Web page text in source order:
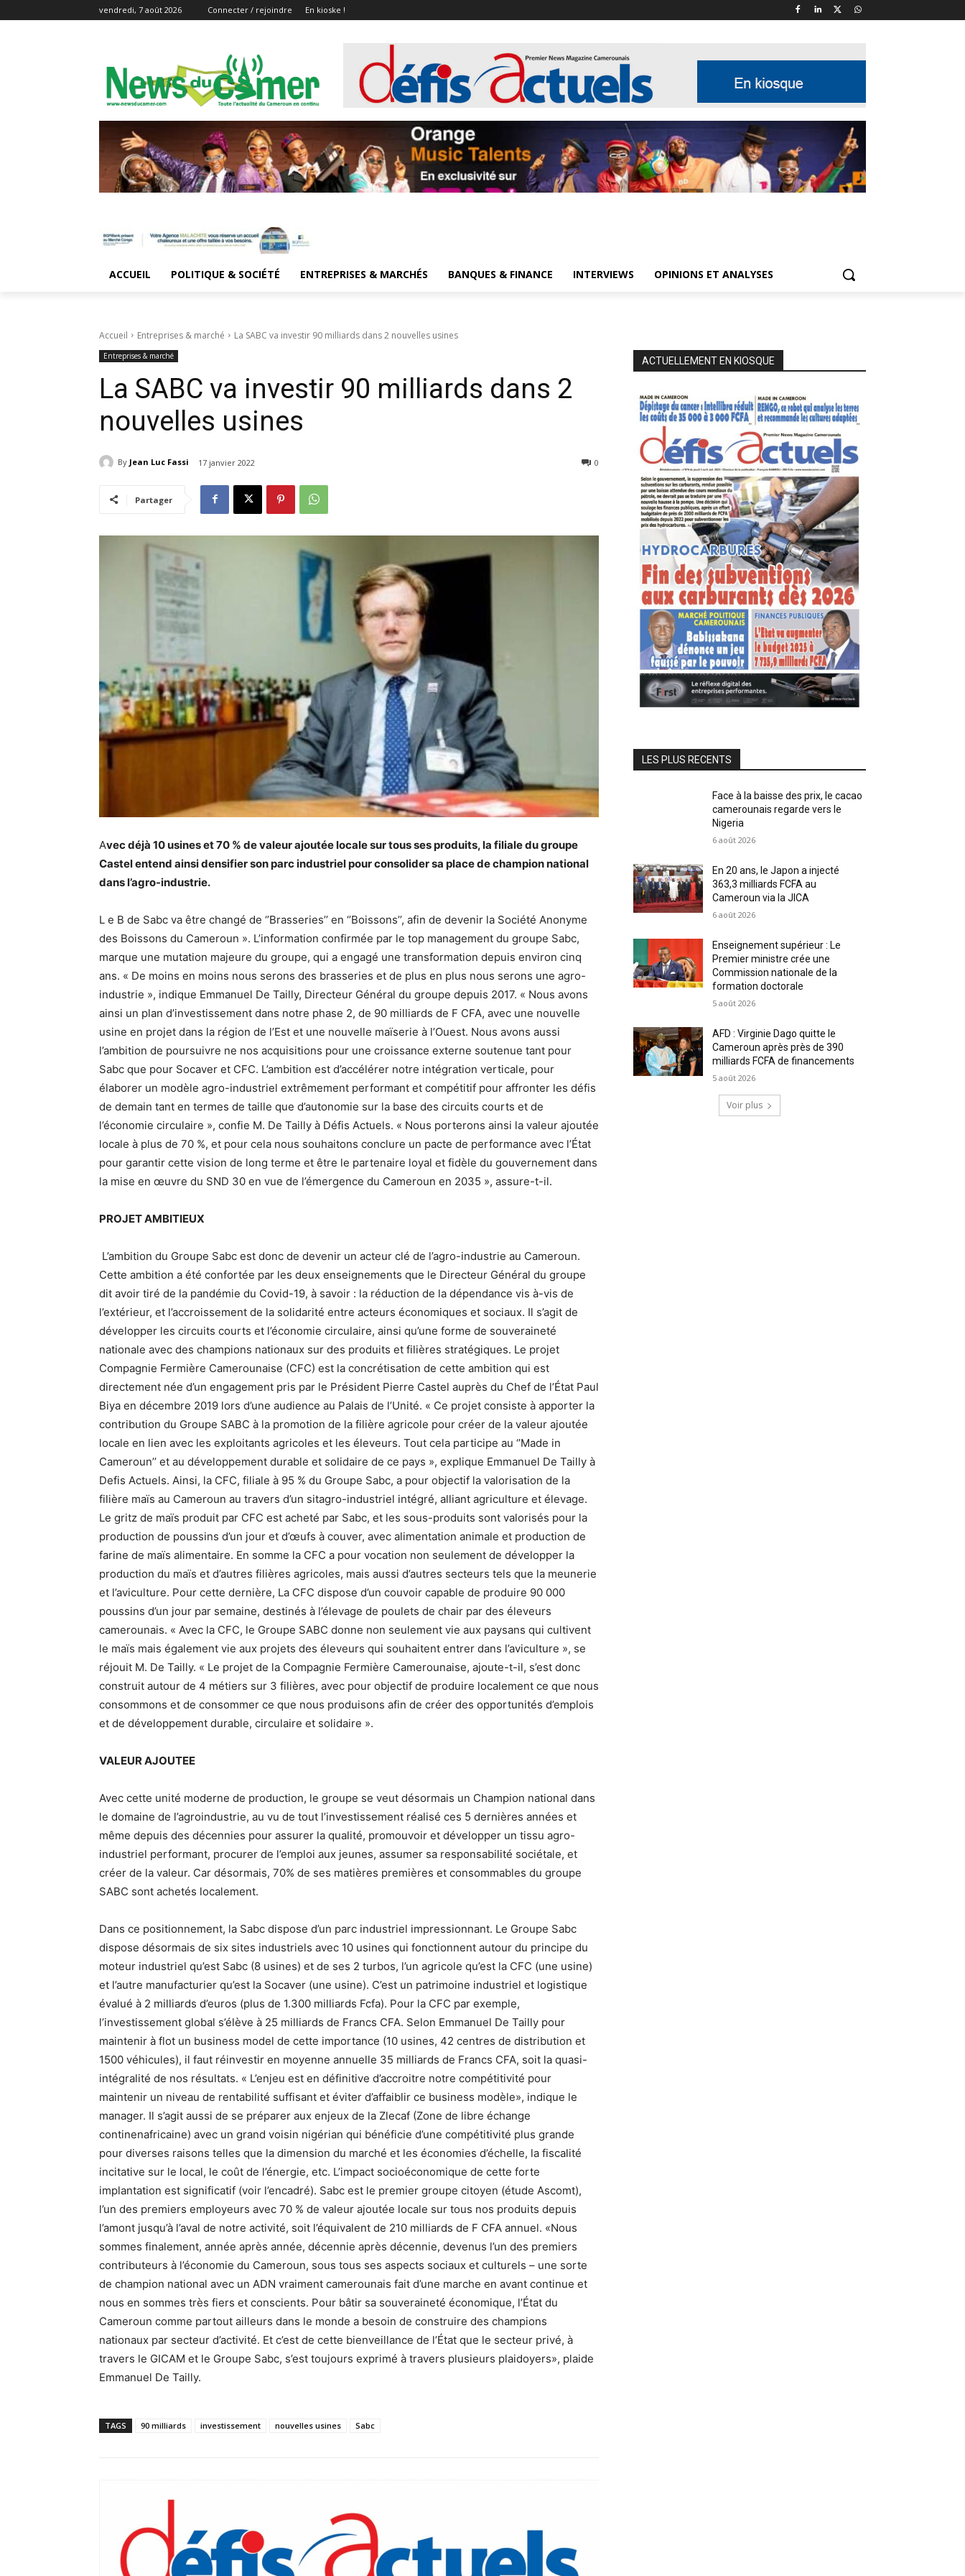
vendredi, 7 août 2026 Connecter / rejoindre En kioske !
ACCUEIL POLITIQUE & SOCIÉTÉ ENTREPRISES & MARCHÉS BANQUES & FINANCE INTERVIEWS OPINIONS ET ANALYSES
Accueil Entreprises & marché La SABC va investir 90 milliards dans 2 nouvelles usines
Entreprises & marché
La SABC va investir 90 milliards dans 2
nouvelles usines
By Jean Luc Fassi 17 janvier 2022 0
Partager
Avec déjà 10 usines et 70 % de valeur ajoutée locale sur tous ses produits, la filiale du groupe
Castel entend ainsi densifier son parc industriel pour consolider sa place de champion national
dans l’agro-industrie.
L e B de Sabc va être changé de ‘’Brasseries’’ en ‘’Boissons’’, afin de devenir la Société Anonyme
des Boissons du Cameroun ». L’information confirmée par le top management du groupe Sabc,
marque une mutation majeure du groupe, qui a engagé une transformation depuis environ cinq
ans. « De moins en moins nous serons des brasseries et de plus en plus nous serons une agro-
industrie », indique Emmanuel De Tailly, Directeur Général du groupe depuis 2017. « Nous avons
ainsi un plan d’investissement dans notre phase 2, de 90 milliards de F CFA, avec une nouvelle
usine en projet dans la région de l’Est et une nouvelle maïserie à l’Ouest. Nous avons aussi
l’ambition de poursuivre ne nos acquisitions pour une croissance externe soutenue tant pour
Sabc que pour Socaver et CFC. L’ambition est d’accélérer notre intégration verticale, pour
élaborer un modèle agro-industriel extrêmement performant et compétitif pour affronter les défis
de demain tant en termes de taille que d’autonomie sur la base des circuits courts et de
l’économie circulaire », confie M. De Tailly à Défis Actuels. « Nous porterons ainsi la valeur ajoutée
locale à plus de 70 %, et pour cela nous souhaitons conclure un pacte de performance avec l’État
pour garantir cette vision de long terme et être le partenaire loyal et fidèle du gouvernement dans
la mise en œuvre du SND 30 en vue de l’émergence du Cameroun en 2035 », assure-t-il.
PROJET AMBITIEUX
L’ambition du Groupe Sabc est donc de devenir un acteur clé de l’agro-industrie au Cameroun.
Cette ambition a été confortée par les deux enseignements que le Directeur Général du groupe
dit avoir tiré de la pandémie du Covid-19, à savoir : la réduction de la dépendance vis à-vis de
l’extérieur, et l’accroissement de la solidarité entre acteurs économiques et sociaux. Il s’agit de
développer les circuits courts et l’économie circulaire, ainsi qu’une forme de souveraineté
nationale avec des champions nationaux sur des produits et filières stratégiques. Le projet
Compagnie Fermière Camerounaise (CFC) est la concrétisation de cette ambition qui est
directement née d’un engagement pris par le Président Pierre Castel auprès du Chef de l’État Paul
Biya en décembre 2019 lors d’une audience au Palais de l’Unité. « Ce projet consiste à apporter la
contribution du Groupe SABC à la promotion de la filière agricole pour créer de la valeur ajoutée
locale en lien avec les exploitants agricoles et les éleveurs. Tout cela participe au ‘’Made in
Cameroun’’ et au développement durable et solidaire de ce pays », explique Emmanuel De Tailly à
Defis Actuels. Ainsi, la CFC, filiale à 95 % du Groupe Sabc, a pour objectif la valorisation de la
filière maïs au Cameroun au travers d’un sitagro-industriel intégré, alliant agriculture et élevage.
Le gritz de maïs produit par CFC est acheté par Sabc, et les sous-produits sont valorisés pour la
production de poussins d’un jour et d’œufs à couver, avec alimentation animale et production de
farine de maïs alimentaire. En somme la CFC a pour vocation non seulement de développer la
production du maïs et d’autres filières agricoles, mais aussi d’autres secteurs tels que la meunerie
et l’aviculture. Pour cette dernière, La CFC dispose d’un couvoir capable de produire 90 000
poussins d’un jour par semaine, destinés à l’élevage de poulets de chair par des éleveurs
camerounais. « Avec la CFC, le Groupe SABC donne non seulement vie aux paysans qui cultivent
le maïs mais également vie aux projets des éleveurs qui souhaitent entrer dans l’aviculture », se
réjouit M. De Tailly. « Le projet de la Compagnie Fermière Camerounaise, ajoute-t-il, s’est donc
construit autour de 4 métiers sur 3 filières, avec pour objectif de produire localement ce que nous
consommons et de consommer ce que nous produisons afin de créer des opportunités d’emplois
et de développement durable, circulaire et solidaire ».
VALEUR AJOUTEE
Avec cette unité moderne de production, le groupe se veut désormais un Champion national dans
le domaine de l’agroindustrie, au vu de tout l’investissement réalisé ces 5 dernières années et
même depuis des décennies pour assurer la qualité, promouvoir et développer un tissu agro-
industriel performant, procurer de l’emploi aux jeunes, assumer sa responsabilité sociétale, et
créer de la valeur. Car désormais, 70% de ses matières premières et consommables du groupe
SABC sont achetés localement.
Dans ce positionnement, la Sabc dispose d’un parc industriel impressionnant. Le Groupe Sabc
dispose désormais de six sites industriels avec 10 usines qui fonctionnent autour du principe du
moteur industriel qu’est Sabc (8 usines) et de ses 2 turbos, l’un agricole qu’est la CFC (une usine)
et l’autre manufacturier qu’est la Socaver (une usine). C’est un patrimoine industriel et logistique
évalué à 2 milliards d’euros (plus de 1.300 milliards Fcfa). Pour la CFC par exemple,
l’investissement global s’élève à 25 milliards de Francs CFA. Selon Emmanuel De Tailly pour
maintenir à flot un business model de cette importance (10 usines, 42 centres de distribution et
1500 véhicules), il faut réinvestir en moyenne annuelle 35 milliards de Francs CFA, soit la quasi-
intégralité de nos résultats. « L’enjeu est en définitive d’accroitre notre compétitivité pour
maintenir un niveau de rentabilité suffisant et éviter d’affaiblir ce business modèle», indique le
manager. Il s’agit aussi de se préparer aux enjeux de la Zlecaf (Zone de libre échange
continenafricaine) avec un grand voisin nigérian qui bénéficie d’une compétitivité plus grande
pour diverses raisons telles que la dimension du marché et les économies d’échelle, la fiscalité
incitative sur le local, le coût de l’énergie, etc. L’impact socioéconomique de cette forte
implantation est significatif (voir l’encadré). Sabc est le premier groupe citoyen (étude Ascomt),
l’un des premiers employeurs avec 70 % de valeur ajoutée locale sur tous nos produits depuis
l’amont jusqu’à l’aval de notre activité, soit l’équivalent de 210 milliards de F CFA annuel. «Nous
sommes finalement, année après année, décennie après décennie, devenus l’un des premiers
contributeurs à l’économie du Cameroun, sous tous ses aspects sociaux et culturels – une sorte
de champion national avec un ADN vraiment camerounais fait d’une marche en avant continue et
nous en sommes très fiers et conscients. Pour bâtir sa souveraineté économique, l’État du
Cameroun comme partout ailleurs dans le monde a besoin de construire des champions
nationaux par secteur d’activité. Et c’est de cette bienveillance de l’État que le secteur privé, à
travers le GICAM et le Groupe Sabc, s’est toujours exprimé à travers plusieurs plaidoyers», plaide
Emmanuel De Tailly.
TAGS 90 milliards investissement nouvelles usines Sabc
ACTUELLEMENT EN KIOSQUE
LES PLUS RECENTS
Face à la baisse des prix, le cacao
camerounais regarde vers le
Nigeria
6 août 2026
En 20 ans, le Japon a injecté
363,3 milliards FCFA au
Cameroun via la JICA
6 août 2026
Enseignement supérieur : Le
Premier ministre crée une
Commission nationale de la
formation doctorale
5 août 2026
AFD : Virginie Dago quitte le
Cameroun après près de 390
milliards FCFA de financements
5 août 2026
Voir plus